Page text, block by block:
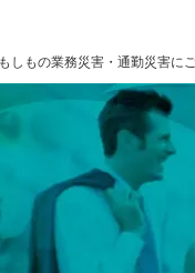
もの業務災害・通勤災害にご